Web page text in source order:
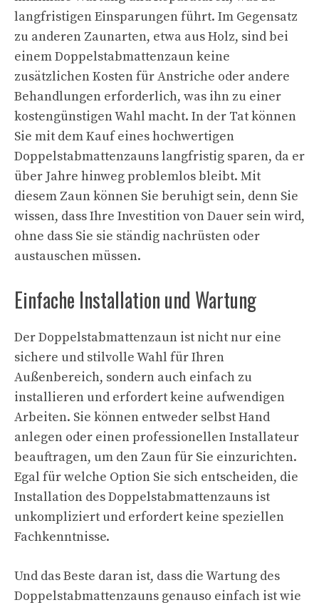
langfristigen Einsparungen führt. Im Gegensatz
zu anderen Zaunarten, etwa aus Holz, sind bei
einem Doppelstabmattenzaun keine
zusätzlichen Kosten für Anstriche oder andere
Behandlungen erforderlich, was ihn zu einer
kostengünstigen Wahl macht. In der Tat können
Sie mit dem Kauf eines hochwertigen
Doppelstabmattenzauns langfristig sparen, da er
über Jahre hinweg problemlos bleibt. Mit
diesem Zaun können Sie beruhigt sein, denn Sie
wissen, dass Ihre Investition von Dauer sein wird,
ohne dass Sie sie ständig nachrüsten oder
austauschen müssen.
Einfache Installation und Wartung
Der Doppelstabmattenzaun ist nicht nur eine
sichere und stilvolle Wahl für Ihren
Außenbereich, sondern auch einfach zu
installieren und erfordert keine aufwendigen
Arbeiten. Sie können entweder selbst Hand
anlegen oder einen professionellen Installateur
beauftragen, um den Zaun für Sie einzurichten.
Egal für welche Option Sie sich entscheiden, die
Installation des Doppelstabmattenzauns ist
unkompliziert und erfordert keine speziellen
Fachkenntnisse.
Und das Beste daran ist, dass die Wartung des
Doppelstabmattenzauns genauso einfach ist wie